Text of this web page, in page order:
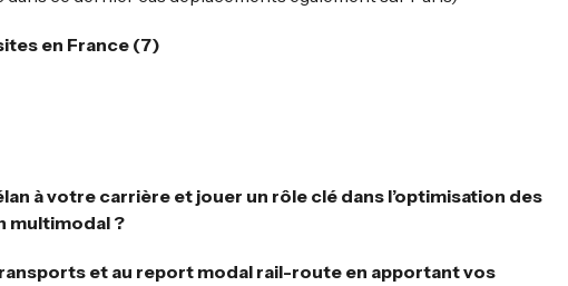
en France (7)
à votre carrière et jouer un rôle clé dans l’optimisation des
multimodal ?
et au report modal rail-route en apportant vos